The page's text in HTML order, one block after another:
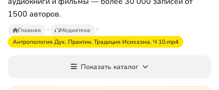
1500 авторов.
Главная
Медиатека
Антропология Дух. Практик. Традиция Исихазма. Ч 10.mp4
Показать каталог